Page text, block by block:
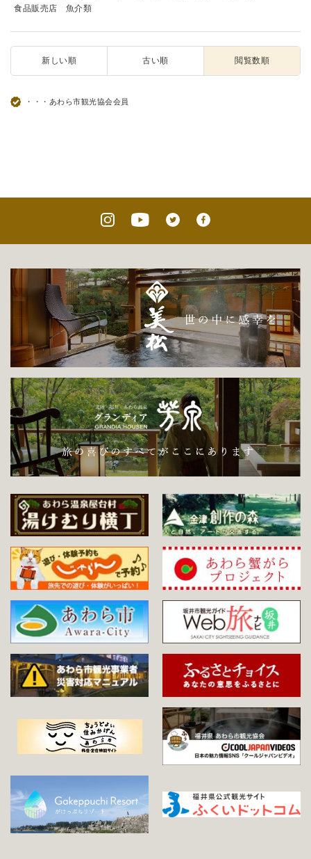
食品販売店
魚介類
新しい順 古い順 閲覧数順
・・・あわら市観光協会会員